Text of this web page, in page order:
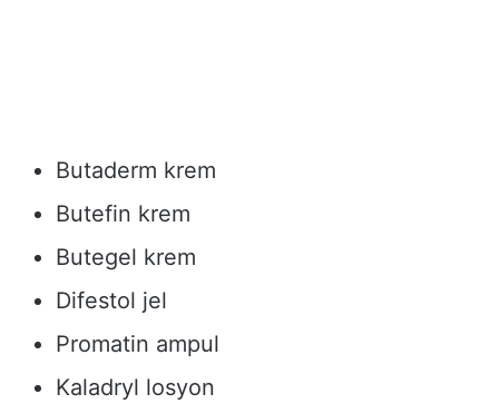
Butaderm krem
Butefin krem
Butegel krem
Difestol jel
Promatin ampul
Kaladryl losyon